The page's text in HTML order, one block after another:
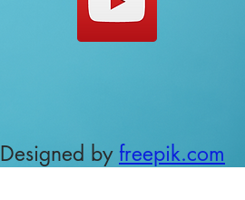
Designed by freepik.com